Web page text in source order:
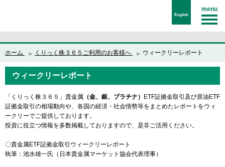
English
ホーム くりっく株３６５ご利用のお客様へ ウィークリーレポート
ウィークリーレポート
「くりっく株３６５」貴金属 （金、銀、プラチナ）
ETF証拠金取引及び原油ETF
証拠金取引の相場動向や、各国の経済・社会情勢等をまとめたレポートをウィ
ークリーでご提供しております。
投資に役立つ情報を多数掲載しておりますので、是非ご活用ください。
〇貴金属ETF証拠金取引ウィークリーレポート
執筆：池水雄一氏（日本貴金属マーケット協会代表理事）
menu